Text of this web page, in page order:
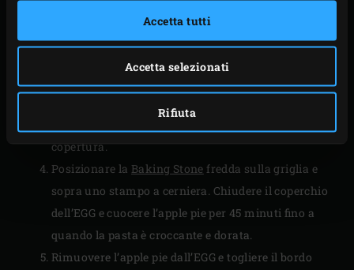
Accetta tutti
Accetta selezionati
Rifiuta
burro. Stendete la pasta sul piano di lavoro fino ad
copertura.
Posizionare la Baking Stone fredda sulla griglia e
sopra uno stampo a cerniera. Chiudere il coperchio
dell’EGG e cuocere l’apple pie per 45 minuti fino a
quando la pasta è croccante e dorata.
Rimuovere l’apple pie dall’EGG e togliere il bordo